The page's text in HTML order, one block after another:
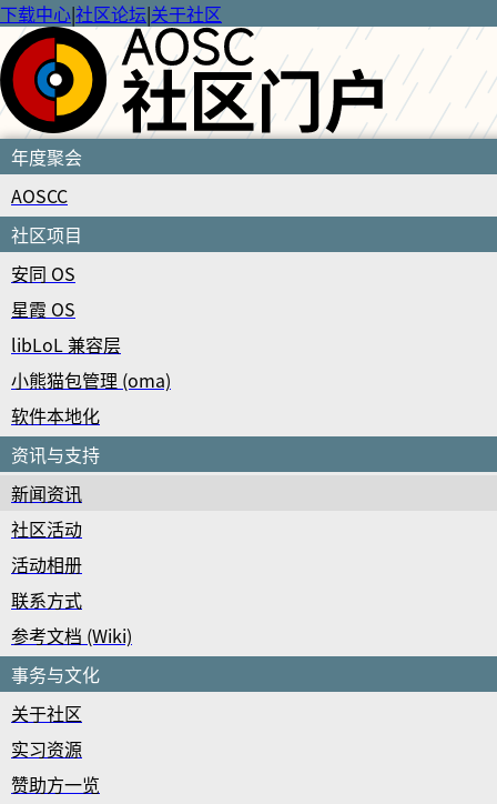
下载中心|社区论坛|关于社区
年度聚会
AOSCC
社区项目
安同 OS
星霞 OS
libLoL 兼容层
小熊猫包管理 (oma)
软件本地化
资讯与支持
新闻资讯
社区活动
活动相册
联系方式
参考文档 (Wiki)
事务与文化
关于社区
实习资源
赞助方一览